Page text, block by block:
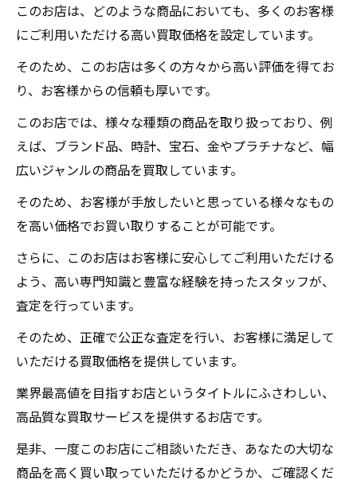
このお店は、どのような商品においても、多くのお客様
にご利用いただける高い買取価格を設定しています。
そのため、このお店は多くの方々から高い評価を得てお
り、お客様からの信頼も厚いです。
このお店では、様々な種類の商品を取り扱っており、例
えば、ブランド品、時計、宝石、金やプラチナなど、幅
広いジャンルの商品を買取しています。
そのため、お客様が手放したいと思っている様々なもの
を高い価格でお買い取りすることが可能です。
さらに、このお店はお客様に安心してご利用いただける
よう、高い専門知識と豊富な経験を持ったスタッフが、
査定を行っています。
そのため、正確で公正な査定を行い、お客様に満足して
いただける買取価格を提供しています。
業界最高値を目指すお店というタイトルにふさわしい、
高品質な買取サービスを提供するお店です。
是非、一度このお店にご相談いただき、あなたの大切な
商品を高く買い取っていただけるかどうか、ご確認くだ